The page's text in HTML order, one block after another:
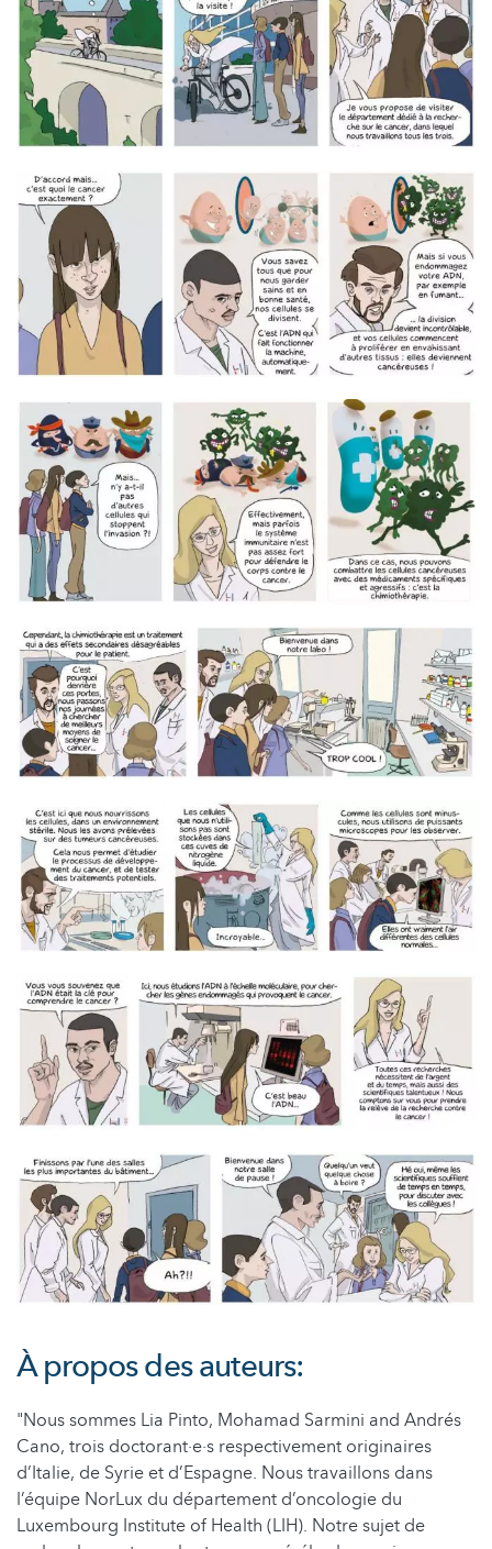
À propos des auteurs:
"Nous sommes Lia Pinto, Mohamad Sarmini and Andrés
Cano, trois doctorant·e·s respectivement originaires
d’Italie, de Syrie et d’Espagne. Nous travaillons dans
l’équipe NorLux du département d’oncologie du
Luxembourg Institute of Health (LIH). Notre sujet de